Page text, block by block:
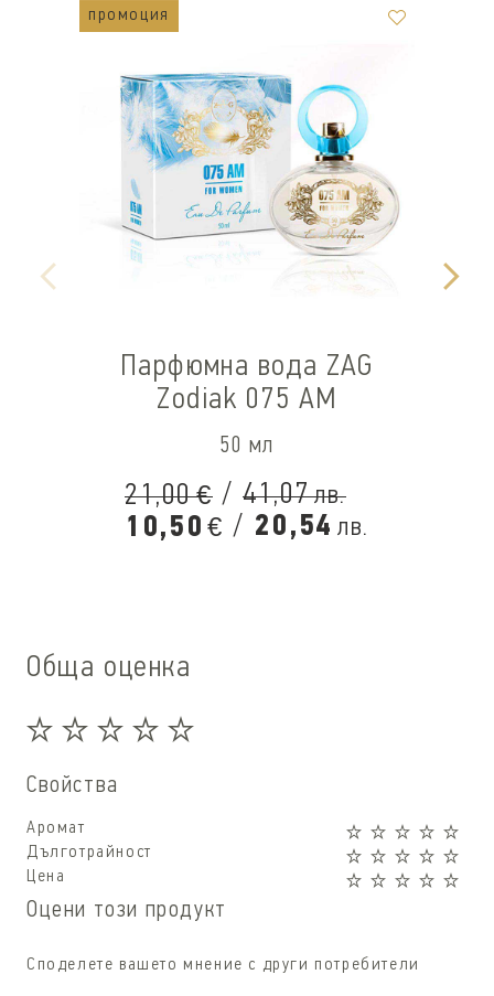
промоция
Парфюмна вода ZAG
Zodiak 075 AM
50 мл
21,00€ / 41,07лв.
10,50 € / 20,54 лв.
Обща оценка
Свойства
Аромат
Дълготрайност
Цена
Оцени този продукт
Споделете вашето мнение с други потребители